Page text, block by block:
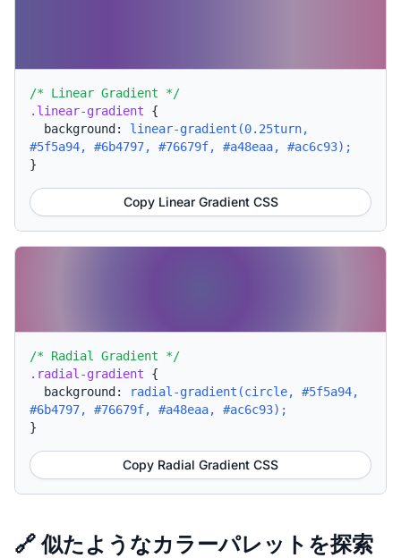
/* Linear Gradient */
.linear-gradient {
background: linear-gradient(0.25turn,
#5f5a94, #6b4797, #76679f, #a48eaa, #ac6c93);
}
Copy Linear Gradient CSS
/* Radial Gradient */
.radial-gradient {
background:
radial-gradient(circle, #5f5a94,
#6b4797, #76679f, #a48eaa, #ac6c93);
}
Copy Radial Gradient CSS
🔗 似たようなカラーパレットを探索